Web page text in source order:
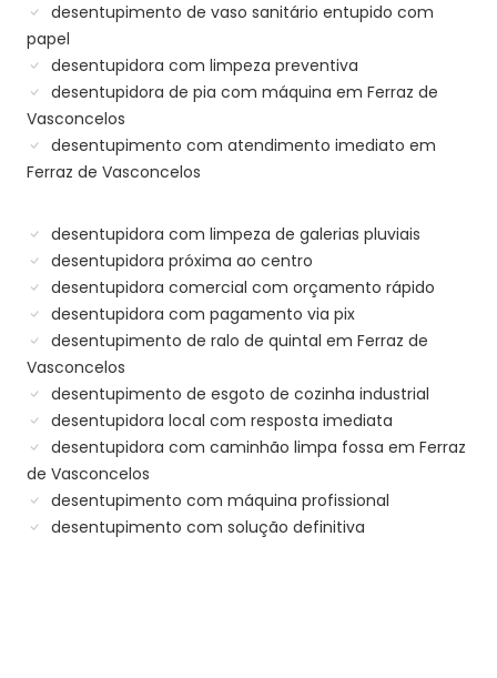
desentupimento de vaso sanitário entupido com
papel
desentupidora com limpeza preventiva
desentupidora de pia com máquina em Ferraz de
Vasconcelos
desentupimento com atendimento imediato em
Ferraz de Vasconcelos
desentupidora com limpeza de galerias pluviais
desentupidora próxima ao centro
desentupidora comercial com orçamento rápido
desentupidora com pagamento via pix
desentupimento de ralo de quintal em Ferraz de
Vasconcelos
desentupimento de esgoto de cozinha industrial
desentupidora local com resposta imediata
desentupidora com caminhão limpa fossa em Ferraz
de Vasconcelos
desentupimento com máquina profissional
desentupimento com solução definitiva